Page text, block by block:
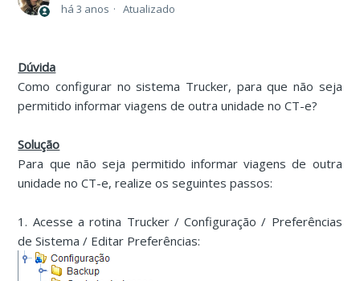
há 3 anos Atualizado
Dúvida
Como configurar no sistema Trucker, para que não seja
permitido informar viagens de outra unidade no CT-e?
Solução
Para que não seja permitido informar viagens de outra
unidade no CT-e, realize os seguintes passos:
1. Acesse a rotina Trucker / Configuração / Preferências
de Sistema / Editar Preferências: